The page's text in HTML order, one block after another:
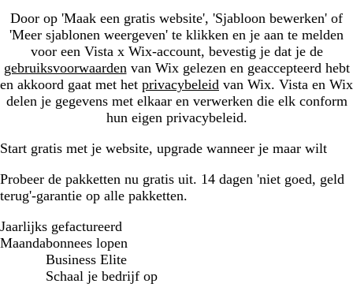
Door op 'Maak een gratis website', 'Sjabloon bewerken' of
'Meer sjablonen weergeven' te klikken en je aan te melden
voor een Vista x Wix-account, bevestig je dat je de
gebruiksvoorwaardenvan Wix gelezen en geaccepteerd hebt
en akkoord gaat met het privacybeleid van Wix. Vista en Wix
delen je gegevens met elkaar en verwerken die elk conform
hun eigen privacybeleid.
Start gratis met je website, upgrade wanneer je maar wilt
Probeer de pakketten nu gratis uit. 14 dagen 'niet goed, geld
terug'-garantie op alle pakketten.
Jaarlijks gefactureerd
Jaarlijks gefactureerd
Maandabonnees lopen
Business Elite
Schaal je bedrijf op